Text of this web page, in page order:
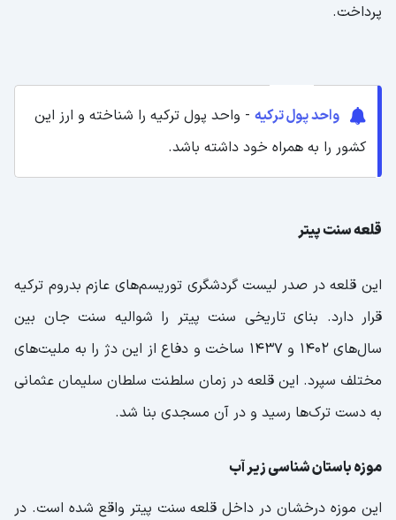
پرداخت.
واحد پول ترکیه - واحد پول ترکیه را شناخته و ارز این
کشور را به همراه خود داشته باشد.
قلعه سنت پیتر
این قلعه در صدر لیست گردشگری توریسم‌های عازم بدروم ترکیه
قرار دارد. بنای تاریخی سنت پیتر را شوالیه سنت جان بین
سال‌های 1402 و 1437 ساخت و دفاع از این دژ را به ملیت‌های
مختلف سپرد. این قلعه در زمان سلطنت سلطان سلیمان عثمانی
به دست ترک‌ها رسید و در آن مسجدی بنا شد.
موزه باستان شناسی زیر آب
این موزه درخشان در داخل قلعه سنت پیتر واقع شده است. در